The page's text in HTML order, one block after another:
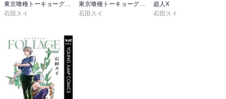
東京喰種トーキョーグール
石田スイ
東京喰種トーキョーグール［JACK］
石田スイ
超人X
石田スイ